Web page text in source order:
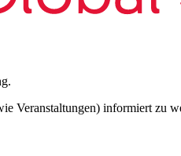
Veranstaltungen) informiert zu